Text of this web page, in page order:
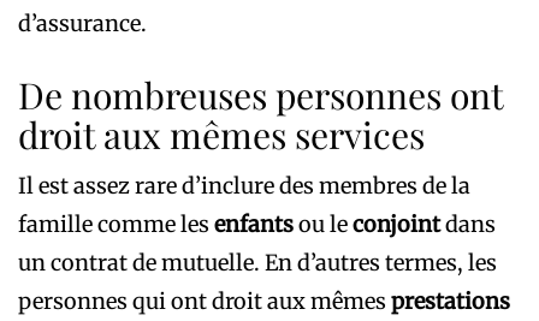
d’assurance.
De nombreuses personnes ont
droit aux mêmes services
Il est assez rare d’inclure des membres de la
famille comme les enfantsou leconjointdans
un contrat de mutuelle. En d’autres termes, les
personnes qui ont droit aux mêmes prestations